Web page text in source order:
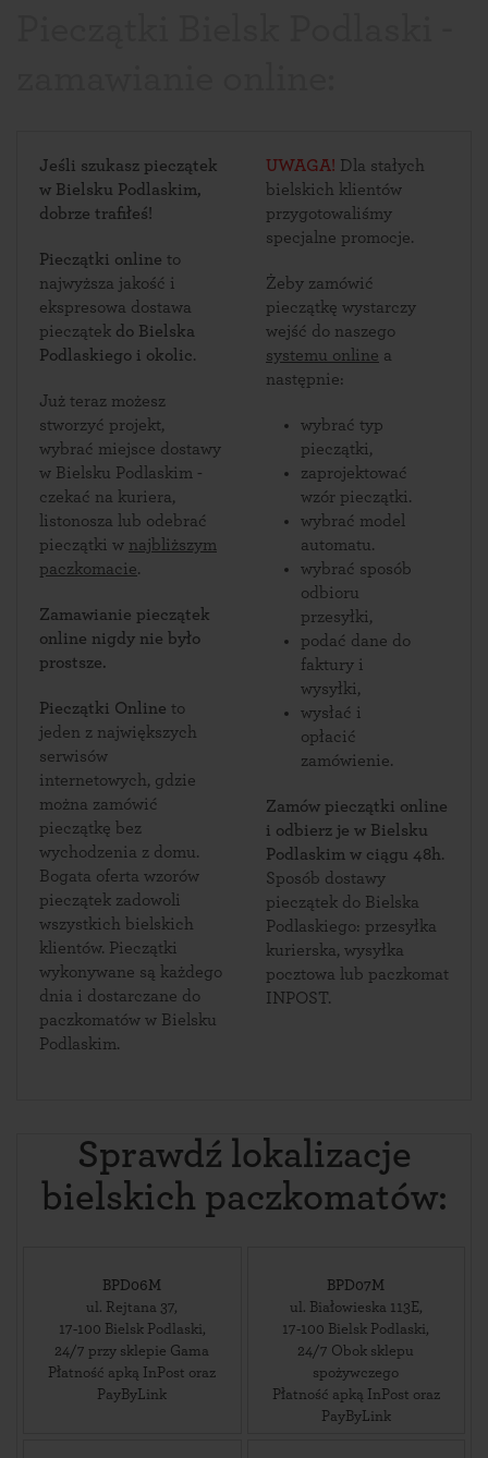
Jeśli szukasz pieczątek
w Bielsku Podlaskim,
dobrze trafiłeś!
Pieczątki online to
najwyższa jakość i
ekspresowa dostawa
pieczątek do Bielska
Podlaskiego i okolic.
Już teraz możesz
stworzyć projekt,
wybrać miejsce dostawy
w Bielsku Podlaskim -
czekać na kuriera,
listonosza lub odebrać
pieczątki w najbliższym
paczkomacie.
Zamawianie pieczątek
online nigdy nie było
prostsze.
Pieczątki Online to
jeden z największych
serwisów
internetowych, gdzie
można zamówić
pieczątkę bez
wychodzenia z domu.
Bogata oferta wzorów
pieczątek zadowoli
wszystkich bielskich
klientów. Pieczątki
wykonywane są każdego
dnia i dostarczane do
paczkomatów w Bielsku
Podlaskim.
UWAGA! Dla stałych
bielskich klientów
przygotowaliśmy
specjalne promocje.
Żeby zamówić
pieczątkę wystarczy
wejść do naszego
systemu online a
następnie:
wybrać typ
pieczątki,
zaprojektować
wzór pieczątki.
wybrać model
automatu.
wybrać sposób
odbioru
przesyłki,
podać dane do
faktury i
wysyłki,
wysłać i
opłacić
zamówienie.
Zamów pieczątki online
i odbierz je w Bielsku
Podlaskim w ciągu 48h.
Sposób dostawy
pieczątek do Bielska
Podlaskiego: przesyłka
kurierska, wysyłka
pocztowa lub paczkomat
INPOST.
Sprawdź lokalizacje
bielskich paczkomatów:
BPD06M
ul. Rejtana 37,
17-100 Bielsk Podlaski,
24/7 przy sklepie Gama
Płatność apką InPost oraz
PayByLink
BPD07M
ul. Białowieska 113E,
17-100 Bielsk Podlaski,
24/7 Obok sklepu
spożywczego
Płatność apką InPost oraz
PayByLink